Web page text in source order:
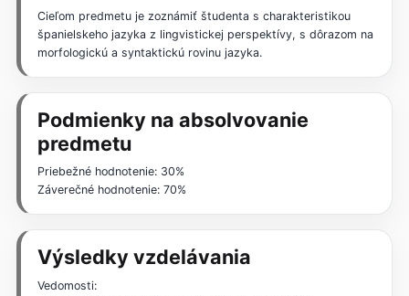
Cieľom predmetu je zoznámiť študenta s charakteristikou
španielskeho jazyka z lingvistickej perspektívy, s dôrazom na
morfologickú a syntaktickú rovinu jazyka.
Podmienky na absolvovanie
predmetu
Priebežné hodnotenie: 30%
Záverečné hodnotenie: 70%
Výsledky vzdelávania
Vedomosti: